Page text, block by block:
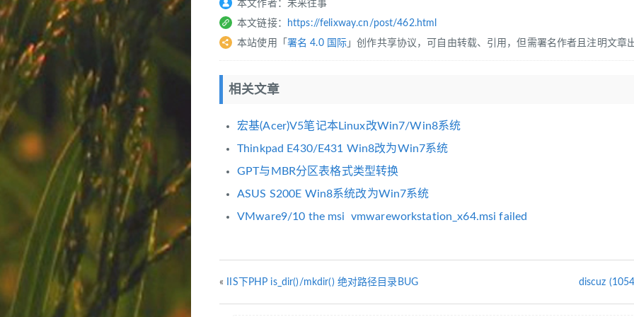
本文作者：未来往事
本文链接：
https://felixway.cn/post/462.html
本站使用「 署名 4.0 国际 」创作共享协议，可自由转载、引用，但需署名作者且注明文章
相关文章
宏基(Acer)V5笔记本Linux改Win7/Win8系统
Thinkpad E430/E431 Win8改为Win7系统
GPT与MBR分区表格式类型转换
ASUS S200E Win8系统改为Win7系统
VMware9/10 the msi vmwareworkstation_x64.msi failed
« IIS下PHP is_dir()/mkdir() 绝对路径目录BUG discuz